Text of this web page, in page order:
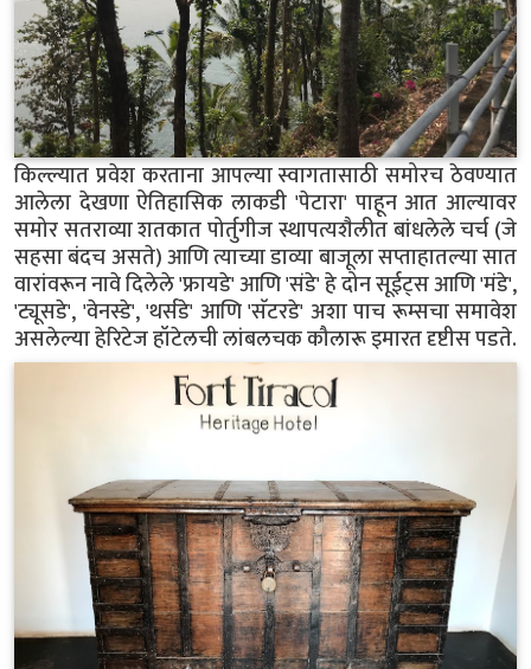
किल्ल्यात प्रवेश करताना आपल्या स्वागतासाठी समोरच ठेवण्यात
आलेला देखणा ऐतिहासिक लाकडी 'पेटारा' पाहून आत आल्यावर
समोर सतराव्या शतकात पोर्तुगीज स्थापत्यशैलीत बांधलेले चर्च (जे
सहसा बंदच असते) आणि त्याच्या डाव्या बाजूला सप्ताहातल्या सात
वारांवरून नावे दिलेले 'फ्रायडे' आणि 'संडे' हे दोन सूईट्स आणि 'मंडे',
'ट्यूसडे', 'वेनस्डे', 'थर्सडे' आणि 'सॅटरडे' अशा पाच रूम्सचा समावेश
असलेल्या हेरिटेज हॉटेलची लांबलचक कौलारू इमारत दृष्टीस पडते.